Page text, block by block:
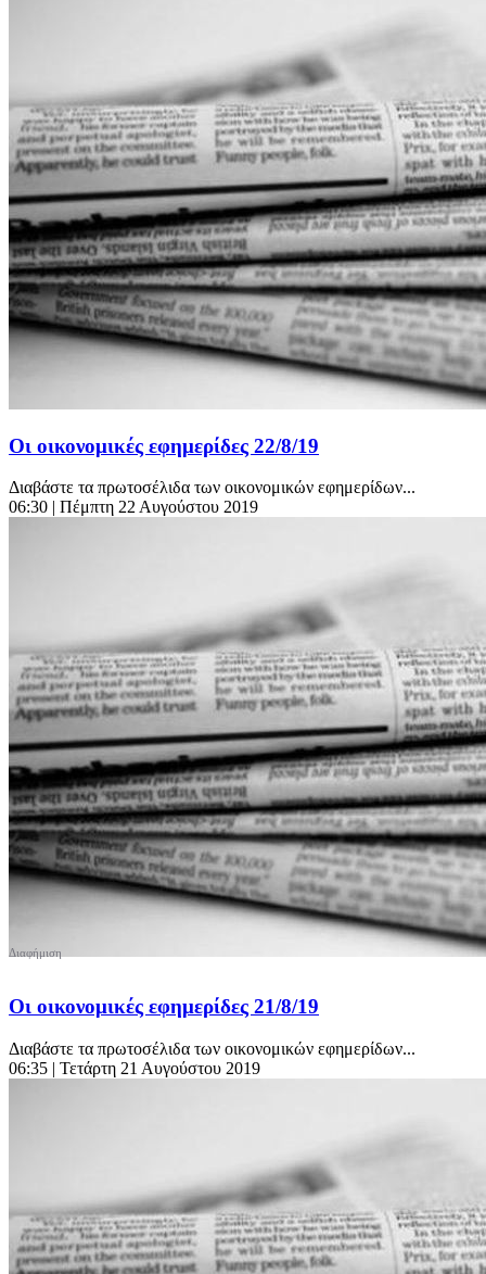
Οι οικονομικές εφημερίδες 22/8/19
Διαβάστε τα πρωτοσέλιδα των οικονομικών εφημερίδων...
06:30 | Πέμπτη 22 Αυγούστου 2019
Οι οικονομικές εφημερίδες 21/8/19
Διαβάστε τα πρωτοσέλιδα των οικονομικών εφημερίδων...
06:35 | Τετάρτη 21 Αυγούστου 2019